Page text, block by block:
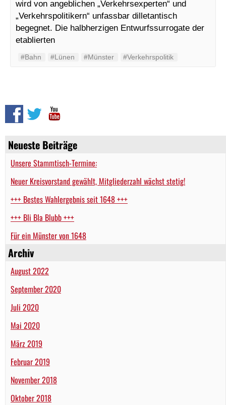
Neueste Beiträge
Unsere Stammtisch-Termine:
Neuer Kreisvorstand gewählt, Mitgliederzahl wächst stetig!
+++ Bestes Wahlergebnis seit 1648 +++
+++ Bli Bla Blubb +++
Für ein Münster von 1648
Archiv
August 2022
September 2020
Juli 2020
Mai 2020
März 2019
Februar 2019
November 2018
Oktober 2018
wird von angeblichen „Verkehrsexperten“ und
„Verkehrspolitikern“ unfassbar dilletantisch
begegnet. Die halbherzigen Entwurfssurrogate der
etablierten
#Bahn #Lünen #Münster #Verkehrspolitik